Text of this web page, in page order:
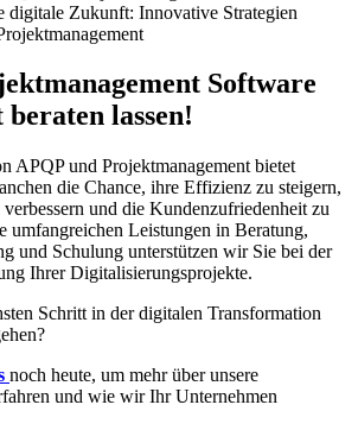
digitale Zukunft: Innovative Strategien
Software
lassen!
APQP und Projektmanagement bietet
die Chance, ihre Effizienz zu steigern,
und die Kundenzufriedenheit zu
umfangreichen Leistungen in Beratung,
und Schulung unterstützen wir Sie bei der
Ihrer Digitalisierungsprojekte.
Schritt in der digitalen Transformation
noch heute, um mehr über unsere
und wie wir Ihr Unternehmen